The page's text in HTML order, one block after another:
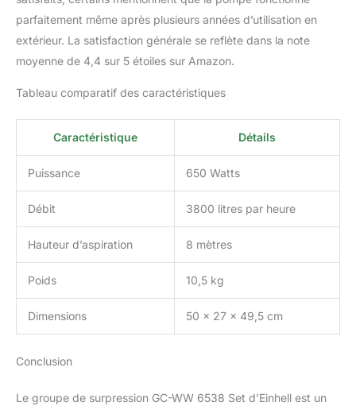
parfaitement même après plusieurs années d’utilisation en
extérieur. La satisfaction générale se reflète dans la note
moyenne de 4,4 sur 5 étoiles sur Amazon.
Tableau comparatif des caractéristiques
Caractéristique Détails
Puissance 650 Watts
Débit 3800 litres par heure
Hauteur d’aspiration 8 mètres
Poids 10,5 kg
Dimensions 50 x 27 x 49,5 cm
Conclusion
Le groupe de surpression GC-WW 6538 Set d’Einhell est un